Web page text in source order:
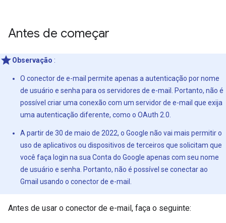
Antes de começar
Observação :
O conector de e-mail permite apenas a autenticação por nome
de usuário e senha para os servidores de e-mail. Portanto, não é
possível criar uma conexão com um servidor de e-mail que exija
uma autenticação diferente, como o OAuth 2.0.
A partir de 30 de maio de 2022, o Google não vai mais permitir o
uso de aplicativos ou dispositivos de terceiros que solicitam que
você faça login na sua Conta do Google apenas com seu nome
de usuário e senha. Portanto, não é possível se conectar ao
Gmail usando o conector de e-mail.
Antes de usar o conector de e-mail, faça o seguinte: